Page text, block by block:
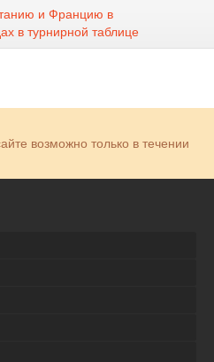
и Францию в
в турнирной таблице
возможно только в течении